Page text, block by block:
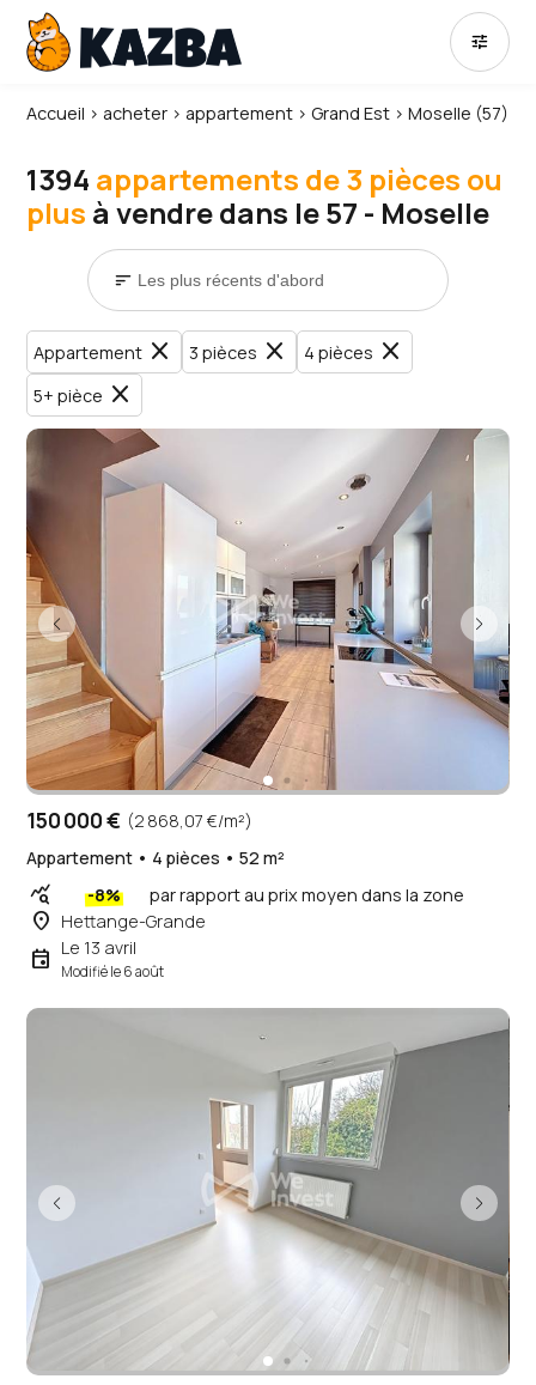
tune
Accueil › acheter › appartement ›Grand Est ›Moselle (57)
1394 appartements de 3 pièces ou
plus à vendre dans le 57 - Moselle
sort
Appartement close 3 pièces close 4 pièces close
5+ pièce close
150 000 € (2 868,07 €/m²)
Appartement • 4 pièces • 52 m²
query_stats -8% par rapport au prix moyen dans la zone
place Hettange-Grande
event Le 13 avril
Modifié le 6 août